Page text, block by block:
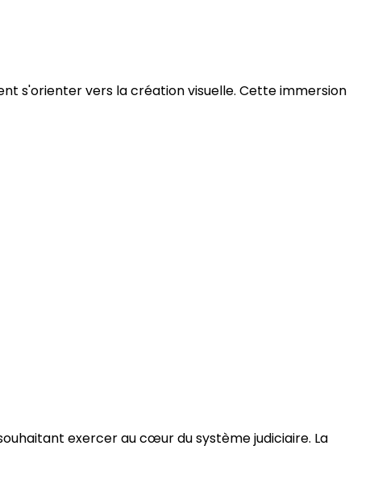
s'orienter vers la création visuelle. Cette immersion
exercer au cœur du système judiciaire. La